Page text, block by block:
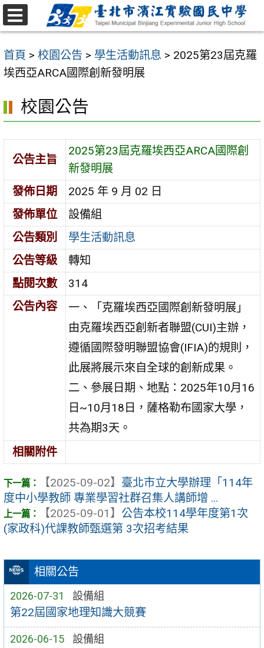
跳
至
要
內
區
首頁 > 校園公告 > 學生活動訊息 > 2025第23屆克羅
埃西亞ARCA國際創新發明展
相關公告
2026-07-31 設備組
第22屆國家地理知識大競賽
2026-06-15 設備組
校園公告
公告主旨
2025第23屆克羅埃西亞ARCA國際創
新發明展
發佈日期
2025 年 9 月 02 日
發佈單位
設備組
公告類別
學生活動訊息
公告等級
轉知
點閱次數
314
公告內容
一、「克羅埃西亞國際創新發明展」
由克羅埃西亞創新者聯盟(CUI)主辦，
遵循國際發明聯盟協會(IFIA)的規則，
此展將展示來自全球的創新成果。
二、參展日期、地點：2025年10月16
日~10月18日，薩格勒布國家大學，
共為期3天。
相關附件
【2025-09-02】 臺北市立大學辦理「114年
度中小學教師 專業學習社群召集人講師增 ...
【2025-09-01】 公告本校114學年度第1次
(家政科)代課教師甄選第 3次招考結果
選
單